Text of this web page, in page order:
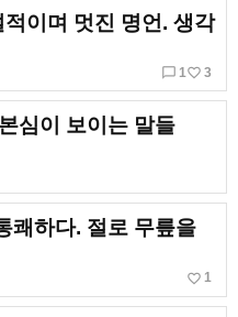
이며 멋진 명언. 생각
chat_bubble_outline 1 favorite_border 3
심이 보이는 말들
쾌하다. 절로 무릎을
favorite_border 1